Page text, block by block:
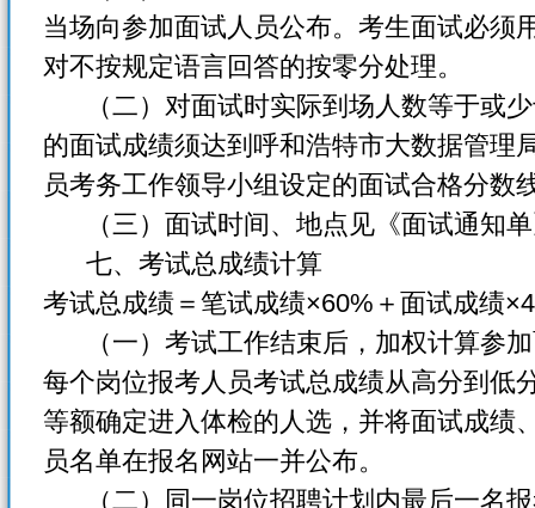
当场向参加面试人员公布。考生面试必须
对不按规定语言回答的按零分处理。
（二）对面试时实际到场人数等于或少
的面试成绩须达到呼和浩特市大数据管理
员考务工作领导小组设定的面试合格分数
（三）面试时间、地点见《面试通知
七、考试总成绩计算
考试总成绩＝笔试成绩×60%＋面试成绩
（一）考试工作结束后，加权计算参加
每个岗位报考人员考试总成绩从高分到低
等额确定进入体检的人选，并将面试成绩
员名单在报名网站一并公布。
（二）同一岗位招聘计划内最后一名报